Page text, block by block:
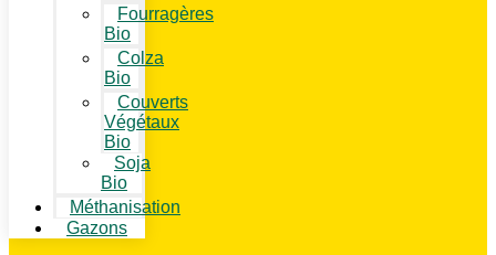
Fourragères
Bio
Colza
Bio
Couverts
Végétaux
Bio
Soja
Bio
Méthanisation
Gazons